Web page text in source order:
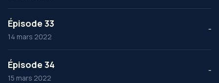
Épisode 33
14 mars 2022
--
Épisode 34
15 mars 2022
--